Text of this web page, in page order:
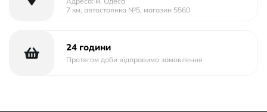
7 км, автостоянка №5, магазин 5560
24 години
Протягом доби відправимо замовлення